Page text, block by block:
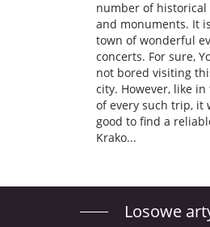
number of
and monuments. It
town of wonderful
concerts. For sure,
not bored visiting
city. However, like in
of every such trip, it
good to find a
Krako...
Losowe